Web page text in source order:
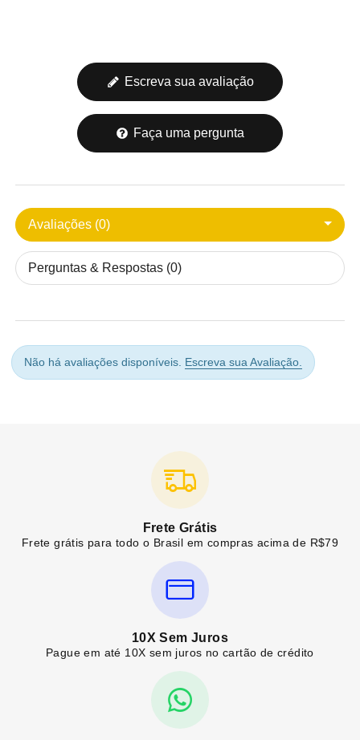
Escreva sua avaliação
Faça uma pergunta
Avaliações (0)
Perguntas & Respostas (0)
Não há avaliações disponíveis. Escreva sua Avaliação.
Frete Grátis
Frete grátis para todo o Brasil em compras acima de R$79
10X Sem Juros
Pague em até 10X sem juros no cartão de crédito